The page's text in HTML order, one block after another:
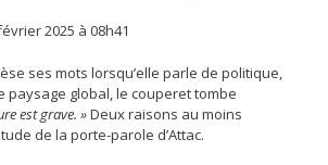
2025 à 08h41
ses mots lorsqu’elle parle de politique,
paysage global, le couperet tombe
est grave. »Deux raisons au moins
de la porte-parole d’Attac.